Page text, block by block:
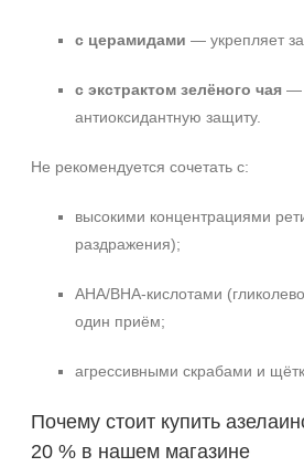
с церамидами — укрепляет
с экстрактом зелёного чая —
антиоксидантную защиту.
Не рекомендуется сочетать с:
высокими концентрациями
раздражения);
AHA/BHA-кислотами
один приём;
агрессивными скрабами и
Почему стоит купить
20 % в нашем магазине